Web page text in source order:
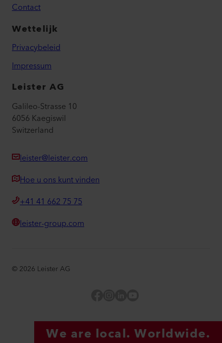
Contact
Wettelijk
Privacybeleid
Impressum
Leister AG
Galileo-Strasse 10
6056 Kaegiswil
Switzerland
leister@leister.com
Hoe u ons kunt vinden
+41 41 662 75 75
leister-group.com
© 2026 Leister AG
We are local. Worldwide.